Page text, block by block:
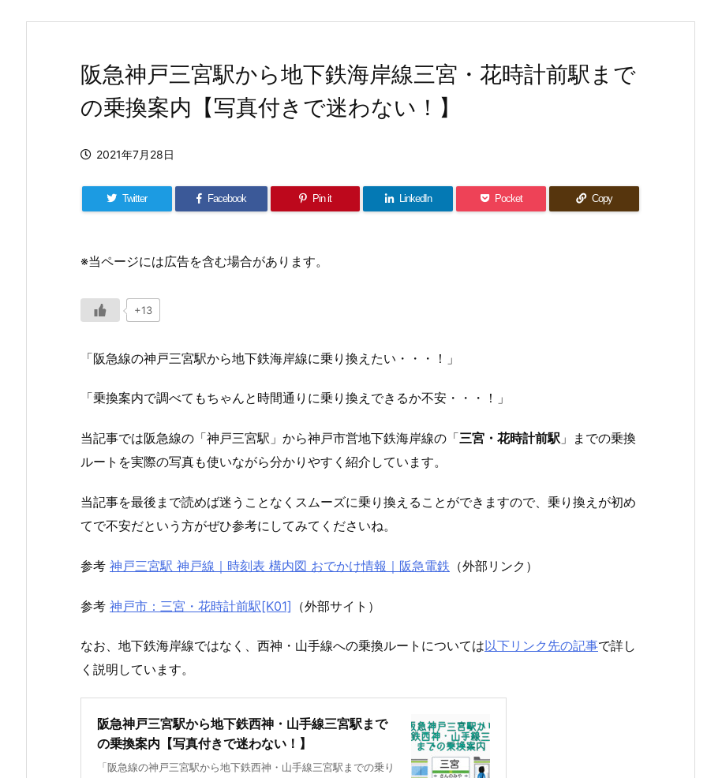
阪急神戸三宮駅から地下鉄海岸線三宮・花時計前駅まで
の乗換案内【写真付きで迷わない！】
2021年7月28日
Twitter Facebook Pin it LinkedIn Pocket Copy
※当ページには広告を含む場合があります。
+13
「阪急線の神戸三宮駅から地下鉄海岸線に乗り換えたい・・・！」
「乗換案内で調べてもちゃんと時間通りに乗り換えできるか不安・・・！」
当記事では阪急線の「神戸三宮駅」から神戸市営地下鉄海岸線の「三宮・花時計前駅 」までの乗換
ルートを実際の写真も使いながら分かりやすく紹介しています。
当記事を最後まで読めば迷うことなくスムーズに乗り換えることができますので、乗り換えが初め
てで不安だという方がぜひ参考にしてみてくださいね。
参考 神戸三宮駅 神戸線｜時刻表 構内図 おでかけ情報｜阪急電鉄 （外部リンク）
参考 神戸市：三宮・花時計前駅[K01] （外部サイト）
なお、地下鉄海岸線ではなく、西神・山手線への乗換ルートについては以下リンク先の記事で詳し
く説明しています。
阪急神戸三宮駅から地下鉄西神・山手線三宮駅まで
の乗換案内【写真付きで迷わない！】
「阪急線の神戸三宮駅から地下鉄西神・山手線三宮駅までの乗り